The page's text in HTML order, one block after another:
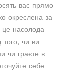
вас прямо
окреслена за
це насолода
чи ви
чи граєте в
себе